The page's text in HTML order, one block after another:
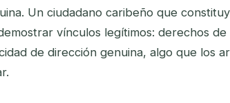
Un ciudadano caribeño que
vínculos legítimos: derechos de
de dirección genuina, algo que los